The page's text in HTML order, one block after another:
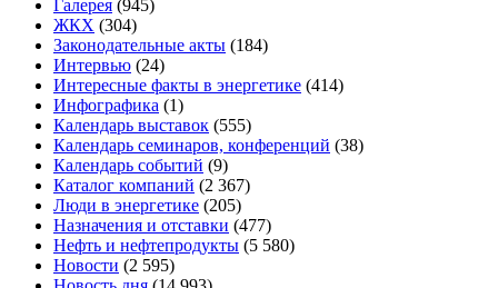
Галерея (945)
ЖКХ (304)
Законодательные акты (184)
Интервью (24)
Интересные факты в энергетике (414)
Инфографика (1)
Календарь выставок (555)
Календарь семинаров, конференций (38)
Календарь событий (9)
Каталог компаний (2 367)
Люди в энергетике (205)
Назначения и отставки (477)
Нефть и нефтепродукты (5 580)
Новости (2 595)